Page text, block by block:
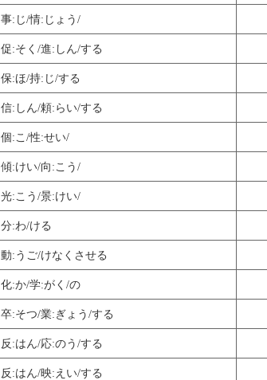
事:じ/情:じょう/
促:そく/進:しん/する
保:ほ/持:じ/する
信:しん/頼:らい/する
個:こ/性:せい/
傾:けい/向:こう/
光:こう/景:けい/
分:わ/ける
動:うご/けなくさせる
化:か/学:がく/の
卒:そつ/業:ぎょう/する
反:はん/応:のう/する
反:はん/映:えい/する